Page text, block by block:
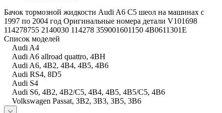
Бачок тормозной жидкости Audi A6 C5 шеол на машинах с
1997 по 2004 год Оригинальные номера детали V101698
114278755 2140030 114278 359001601150 4B0611301E
Список моделей
Audi A4
Audi A6 allroad quattro, 4BH
Audi A6, 4B2, 4B4, 4B5, 4B6
Audi RS4, 8D5
Audi S4
Audi S6, 4B2, 4B2/C5, 4B4, 4B5, 4B5/C5, 4B6
Volkswagen Passat, 3B2, 3B3, 3B5, 3B6